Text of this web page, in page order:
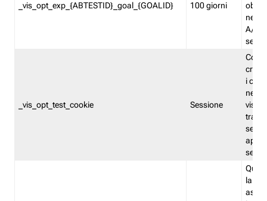
_vis_opt_exp_{ABTESTID}_goal_{GOALID} 100 giorni
nel
A/B.
_vis_opt_test_cookie Sessione
i
nel
la